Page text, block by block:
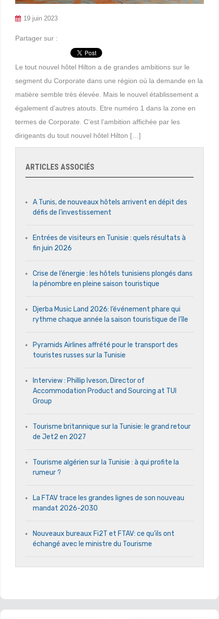
19 juin 2023
Partager sur :
Le tout nouvel hôtel Hilton a de grandes ambitions sur le
segment du Corporate dans une région où la demande en la
matière semble très élevée. Mais le nouvel établissement a
également d’autres atouts. Etre numéro 1 dans la zone en
termes de Corporate. C’est l’ambition affichée par les
dirigeants du tout nouvel hôtel Hilton […]
ARTICLES ASSOCIÉS
A Tunis, de nouveaux hôtels arrivent en dépit des
défis de l’investissement
Entrées de visiteurs en Tunisie : quels résultats à
fin juin 2026
Crise de l’énergie : les hôtels tunisiens plongés dans
la pénombre en pleine saison touristique
Djerba Music Land 2026: l’événement phare qui
rythme chaque année la saison touristique de l’île
Pyramids Airlines affrété pour le transport des
touristes russes sur la Tunisie
Interview : Phillip Iveson, Director of
Accommodation Product and Sourcing at TUI
Group
Tourisme britannique sur la Tunisie: le grand retour
de Jet2 en 2027
Tourisme algérien sur la Tunisie : à qui profite la
rumeur ?
La FTAV trace les grandes lignes de son nouveau
mandat 2026-2030
Nouveaux bureaux Fi2T et FTAV: ce qu’ils ont
échangé avec le ministre du Tourisme